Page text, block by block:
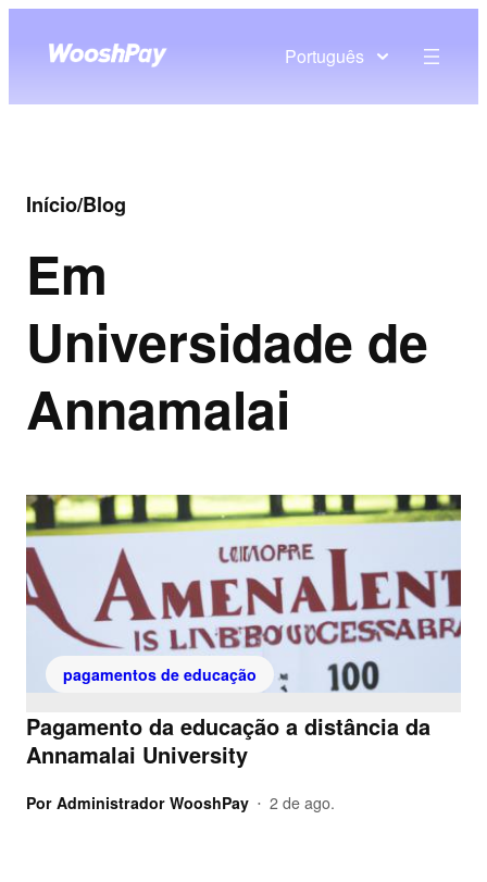
Português
Início/Blog
Em
Universidade de
Annamalai
pagamentos de educação
Pagamento da educação a distância da
Annamalai University
Por Administrador WooshPay • 2 de ago.